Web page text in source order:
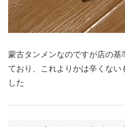
蒙古タンメンなのですが店の基
ており、これよりかは辛くない
した